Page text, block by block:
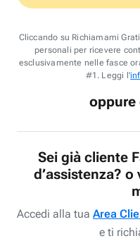
Cliccando su Richiamami
personali per ricevere
esclusivamente nelle fasce
#1. Leggi l'
oppure
Sei già cliente
d’assistenza?
Accedi alla tua Area
e ti